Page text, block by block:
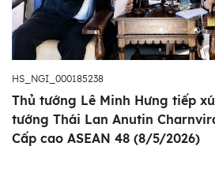
HS_NGI_000185238
Thủ tướng Lê Minh Hưng tiếp
tướng Thái Lan Anutin
Cấp cao ASEAN 48 (8/5/2026)